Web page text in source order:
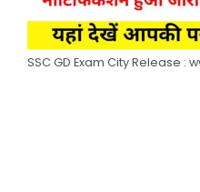
SSC GD Exam City Release :